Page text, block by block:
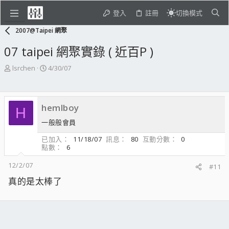
登入 註冊 切換模式
2007@Taipei 網聚
07 taipei 網聚實錄 ( 近百P )
主
起
人
lsrchen
開
期
4/30/07
H hemlboy
一般般會員
已加入
11/18/07 訊息 80 互動分數
0
點數
6
12/2/07
#11
真的是太棒了